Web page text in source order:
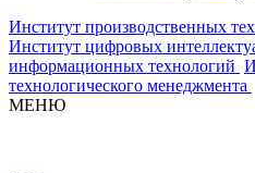
Институт производственных
Институт цифровых
информационных технологий
технологического менеджмента
МЕНЮ